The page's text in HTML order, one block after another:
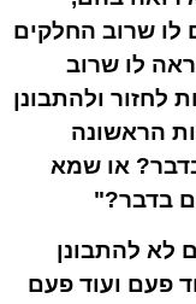
לו שרוב החלקים
לו שרוב
לחזור ולהתבונן
הראשונה
או שמא
בדבר?"
לא להתבונן
פעם ועוד פעם